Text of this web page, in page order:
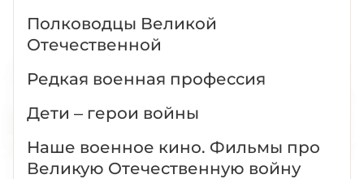
Полководцы Великой
Отечественной
Редкая военная профессия
Дети – герои войны
Наше военное кино. Фильмы про
Великую Отечественную войну